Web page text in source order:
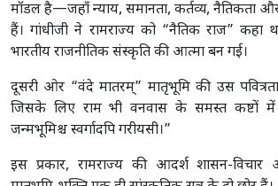
मॉडल है—जहाँ न्याय, समानता, कर्तव्य, नैतिकता
हैं। गांधीजी ने रामराज्य को “नैतिक राज” कहा
भारतीय राजनीतिक संस्कृति की आत्मा बन गई।
दूसरी ओर “वंदे मातरम्” मातृभूमि की उस
जिसके लिए राम भी वनवास के समस्त कष्टों
जन्मभूमिश्च स्वर्गादपि गरीयसी।”
इस प्रकार, रामराज्य की आदर्श शासन-